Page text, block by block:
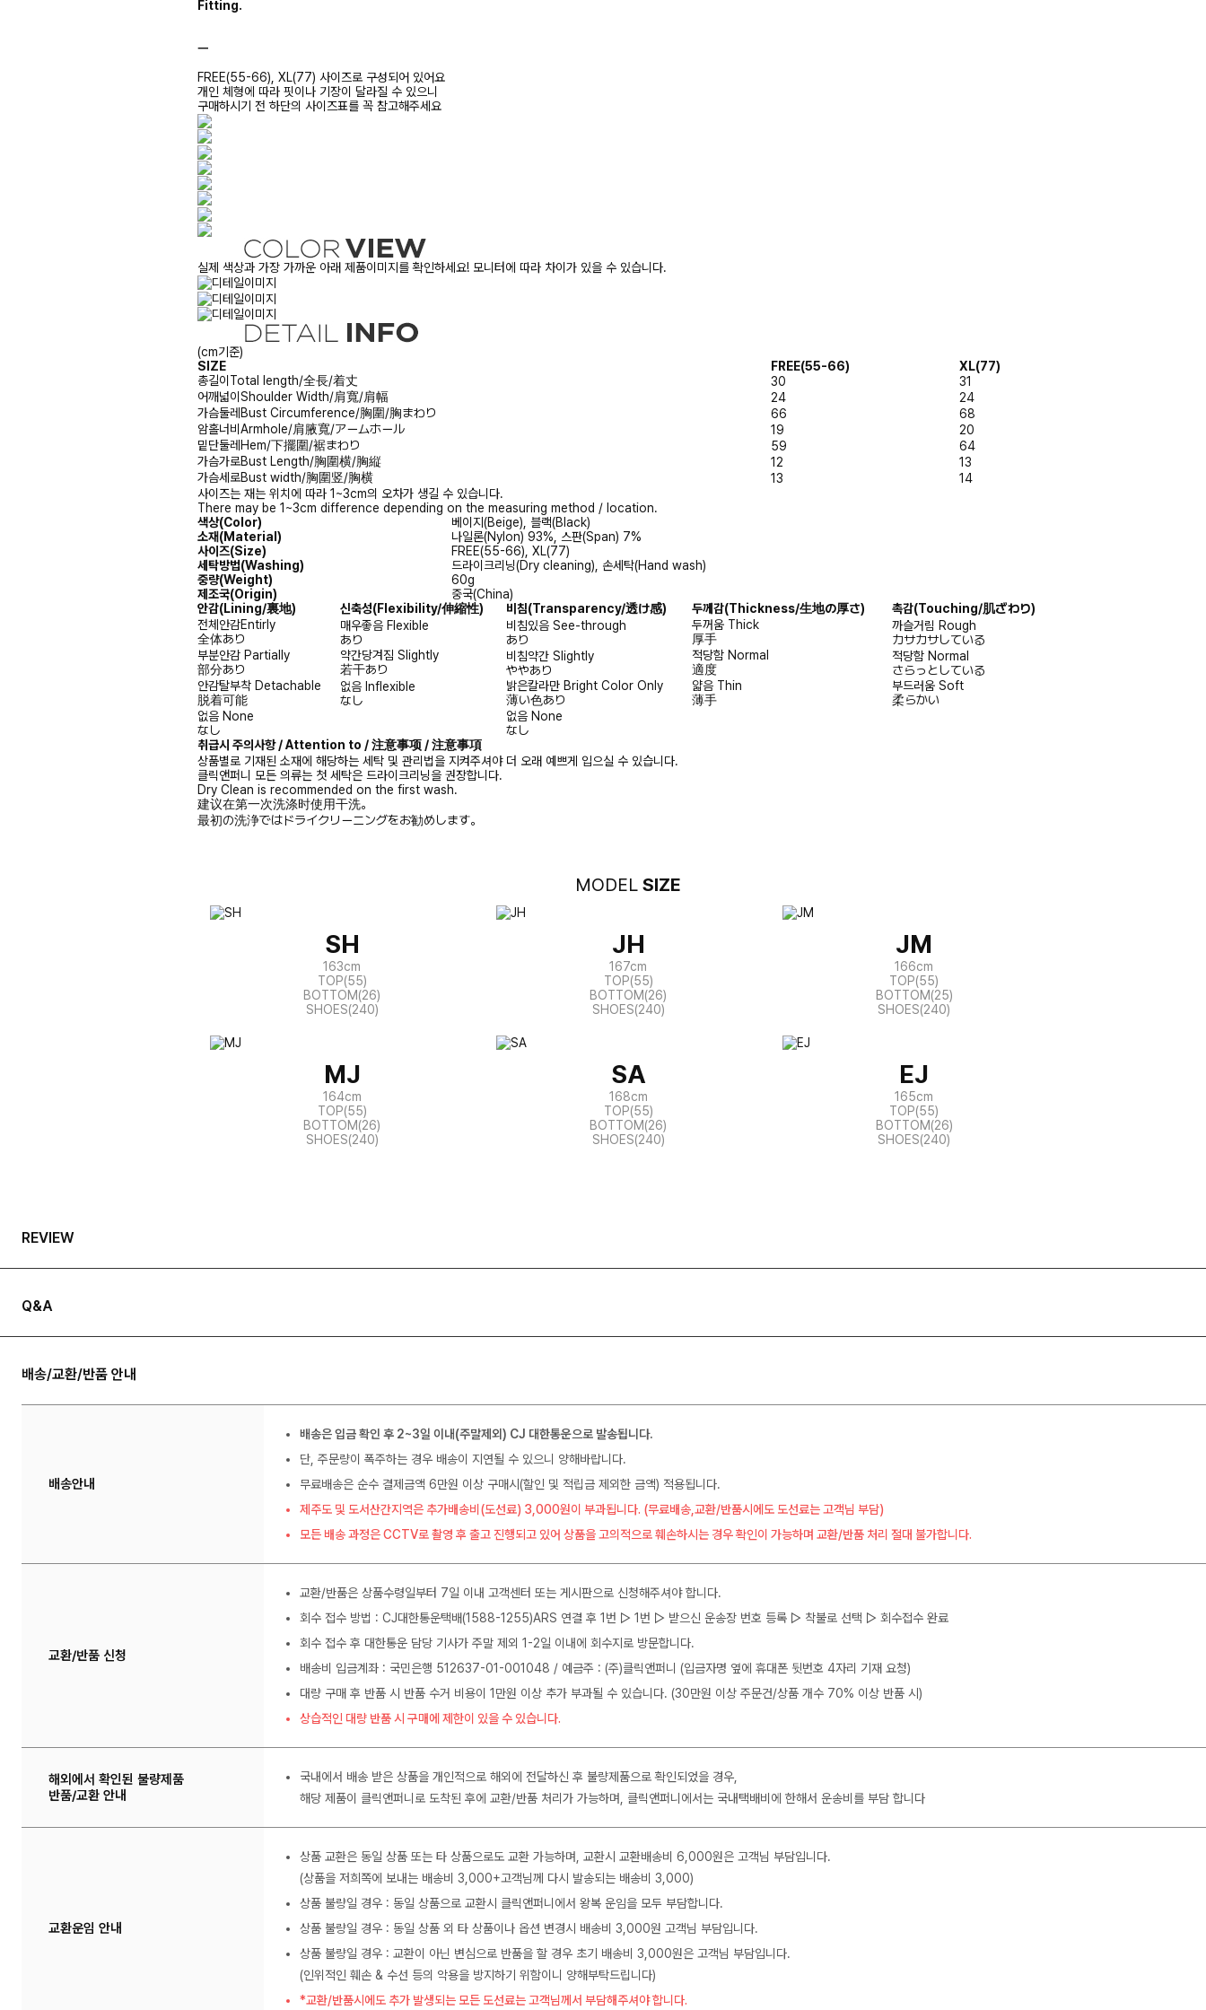
Fitting.
ㅡ
FREE(55-66), XL(77) 사이즈로 구성되어 있어요
개인 체형에 따라 핏이나 기장이 달라질 수 있으니
구매하시기 전 하단의 사이즈표를 꼭 참고해주세요
실제 색상과 가장 가까운 아래 제품이미지를 확인하세요! 모니터에 따라 차이가 있을 수 있습니다.
(cm기준)
SIZE
FREE(55-66)
XL(77)
총길이 Total length/全長/着丈 30
31
어깨넓이 Shoulder Width/肩寬/肩幅 24
24
가슴둘레 Bust Circumference/胸圍/胸まわり 66
68
암홀너비 Armhole/肩腋寬/アームホール 19
20
밑단둘레 Hem/下擺圍/裾まわり 59
64
가슴가로Bust Length/胸圍横/胸縦 12
13
가슴세로Bust width/胸圍竖/胸横 13
14
사이즈는 재는 위치에 따라 1~3cm의 오차가 생길 수 있습니다.
There may be 1~3cm difference depending on the measuring method / location.
색상(Color)
베이지(Beige), 블랙(Black)
소재(Material)
나일론(Nylon) 93%, 스판(Span) 7%
사이즈(Size)
FREE(55-66), XL(77)
세탁방법(Washing)
드라이크리닝(Dry cleaning), 손세탁(Hand wash)
중량(Weight)
60g
제조국(Origin)
중국(China)
안감(Lining/裏地) 신축성(Flexibility/伸縮性) 비침(Transparency/透け感) 두께감(Thickness/生地の厚さ) 촉감(Touching/肌ざわり)
전체안감Entirly
全体あり
매우좋음 Flexible
あり
비침있음 See-through
あり
두꺼움 Thick
厚手
까슬거림 Rough
カサカサしている
부분안감 Partially
部分あり
약간당겨짐 Slightly
若干あり
비침약간 Slightly
ややあり
적당함 Normal
適度
적당함 Normal
さらっとしている
안감탈부착 Detachable
脱着可能
없음 Inflexible
なし
밝은칼라만 Bright Color Only
薄い色あり
얇음 Thin
薄手
부드러움 Soft
柔らかい
없음 None
なし
없음 None
なし
취급시 주의사항 / Attention to / 注意事项 / 注意事項
상품별로 기재된 소재에 해당하는 세탁 및 관리법을 지켜주셔야 더 오래 예쁘게 입으실 수 있습니다.
클릭앤퍼니 모든 의류는 첫 세탁은 드라이크리닝을 권장합니다.
Dry Clean is recommended on the first wash.
建议在第一次洗涤时使用干洗。
最初の洗浄ではドライクリーニングをお勧めします。
MODEL SIZE
SH
163cm
TOP(55)
BOTTOM(26)
SHOES(240)
JH
167cm
TOP(55)
BOTTOM(26)
SHOES(240)
JM
166cm
TOP(55)
BOTTOM(25)
SHOES(240)
MJ
164cm
TOP(55)
BOTTOM(26)
SHOES(240)
SA
168cm
TOP(55)
BOTTOM(26)
SHOES(240)
EJ
165cm
TOP(55)
BOTTOM(26)
SHOES(240)
REVIEW
Q&A
배송/교환/반품 안내
배송안내
배송은 입금 확인 후 2~3일 이내(주말제외) CJ 대한통운으로 발송됩니다.
단, 주문량이 폭주하는 경우 배송이 지연될 수 있으니 양해바랍니다.
무료배송은 순수 결제금액 6만원 이상 구매시(할인 및 적립금 제외한 금액) 적용됩니다.
제주도 및 도서산간지역은 추가배송비(도선료) 3,000원이 부과됩니다. (무료배송,교환/반품시에도 도선료는 고객님 부담)
모든 배송 과정은 CCTV로 촬영 후 출고 진행되고 있어 상품을 고의적으로 훼손하시는 경우 확인이 가능하며 교환/반품 처리 절대 불가합니다.
교환/반품 신청
교환/반품은 상품수령일부터 7일 이내 고객센터 또는 게시판으로 신청해주셔야 합니다.
회수 접수 방법 : CJ대한통운택배(1588-1255)ARS 연결 후 1번 ▷ 1번 ▷ 받으신 운송장 번호 등록 ▷ 착불로 선택 ▷ 회수접수 완료
회수 접수 후 대한통운 담당 기사가 주말 제외 1-2일 이내에 회수지로 방문합니다.
배송비 입금계좌 : 국민은행 512637-01-001048 / 예금주 : (주)클릭앤퍼니 (입금자명 옆에 휴대폰 뒷번호 4자리 기재 요청)
대량 구매 후 반품 시 반품 수거 비용이 1만원 이상 추가 부과될 수 있습니다. (30만원 이상 주문건/상품 개수 70% 이상 반품 시)
상습적인 대량 반품 시 구매에 제한이 있을 수 있습니다.
해외에서 확인된 불량제품
반품/교환 안내
국내에서 배송 받은 상품을 개인적으로 해외에 전달하신 후 불량제품으로 확인되었을 경우,
해당 제품이 클릭앤퍼니로 도착된 후에 교환/반품 처리가 가능하며, 클릭앤퍼니에서는 국내택배비에 한해서 운송비를 부담 합니다
교환운임 안내
상품 교환은 동일 상품 또는 타 상품으로도 교환 가능하며, 교환시 교환배송비 6,000원은 고객님 부담입니다.
(상품을 저희쪽에 보내는 배송비 3,000+고객님께 다시 발송되는 배송비 3,000)
상품 불량일 경우 : 동일 상품으로 교환시 클릭앤퍼니에서 왕복 운임을 모두 부담합니다.
상품 불량일 경우 : 동일 상품 외 타 상품이나 옵션 변경시 배송비 3,000원 고객님 부담입니다.
상품 불량일 경우 : 교환이 아닌 변심으로 반품을 할 경우 초기 배송비 3,000원은 고객님 부담입니다.
(인위적인 훼손 & 수선 등의 악용을 방지하기 위함이니 양해부탁드립니다)
*교환/반품시에도 추가 발생되는 모든 도선료는 고객님께서 부담해주셔야 합니다.